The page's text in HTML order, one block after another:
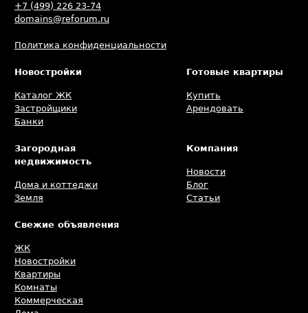
+7 (499) 226 23-74
domains@reforum.ru
Политика конфиденциальности
Новостройки
Каталог ЖК
Застройщики
Банки
Готовые квартиры
Купить
Арендовать
Загородная
недвижимость
Дома и коттеджи
Земля
Компания
Новости
Блог
Статьи
Свежие объявления
ЖК
Новостройки
Квартиры
Комнаты
Коммерческая